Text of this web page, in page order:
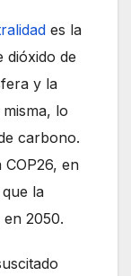
es la
dióxido de
y la
lo
carbono.
en
la
2050.